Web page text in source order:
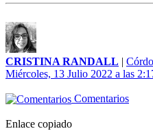
CRISTINA RANDALL |
Miércoles, 13 Julio 2022 a las
Comentarios
Enlace copiado